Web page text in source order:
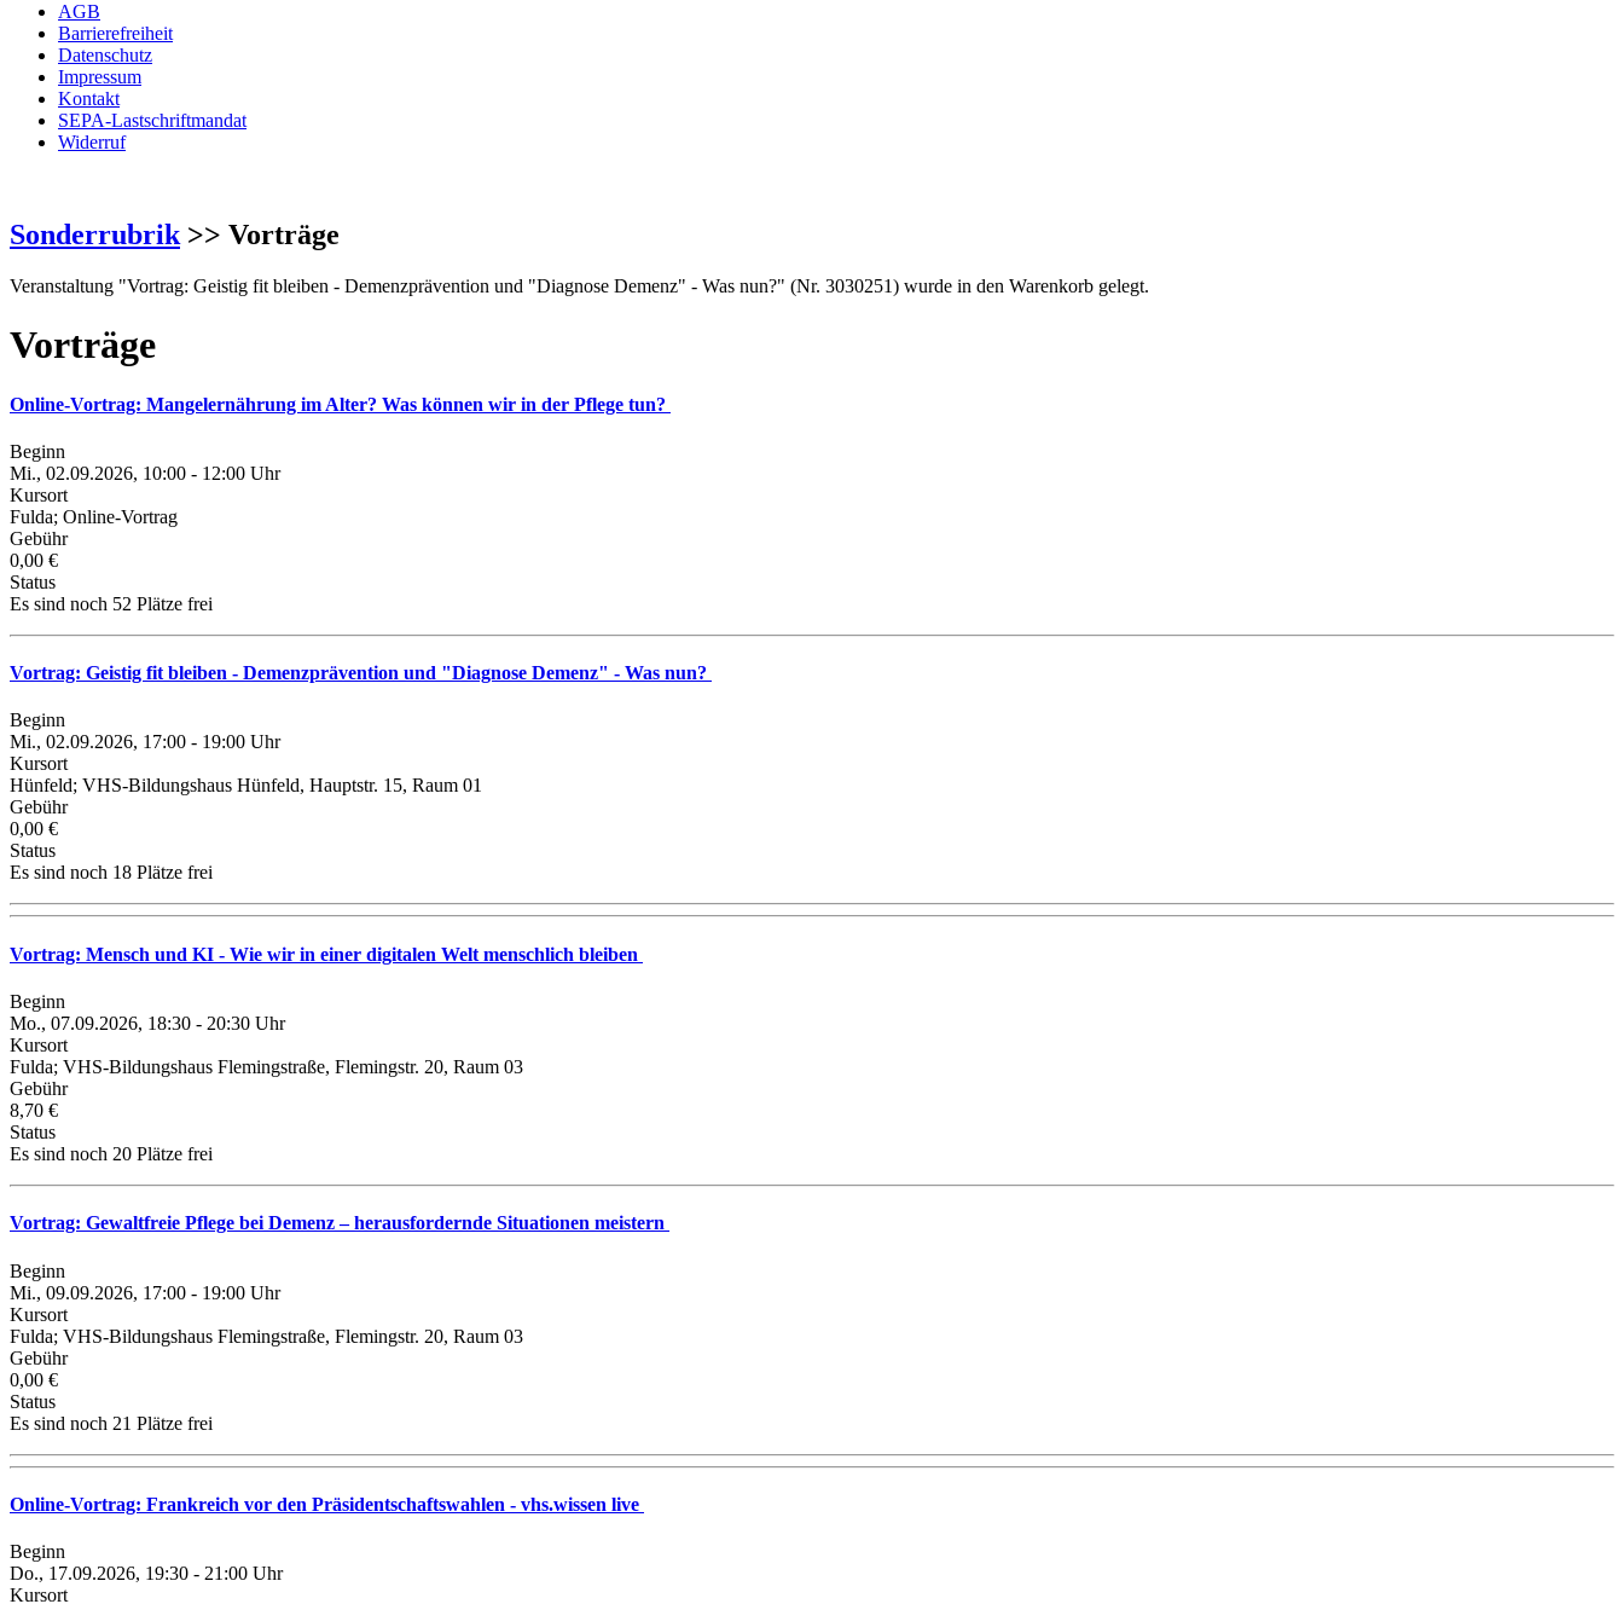
AGB
Barrierefreiheit
Datenschutz
Impressum
Kontakt
SEPA-Lastschriftmandat
Widerruf
Sonderrubrik >> Vorträge
Veranstaltung "Vortrag: Geistig fit bleiben - Demenzprävention und "Diagnose Demenz" - Was nun?" (Nr. 3030251) wurde in den Warenkorb gelegt.
Vorträge
Online-Vortrag: Mangelernährung im Alter? Was können wir in der Pflege tun?
Beginn
Mi., 02.09.2026, 10:00 - 12:00 Uhr
Kursort
Fulda; Online-Vortrag
Gebühr
0,00 €
Status
Es sind noch 52 Plätze frei
Vortrag: Geistig fit bleiben - Demenzprävention und "Diagnose Demenz" - Was nun?
Beginn
Mi., 02.09.2026, 17:00 - 19:00 Uhr
Kursort
Hünfeld; VHS-Bildungshaus Hünfeld, Hauptstr. 15, Raum 01
Gebühr
0,00 €
Status
Es sind noch 18 Plätze frei
Vortrag: Mensch und KI - Wie wir in einer digitalen Welt menschlich bleiben
Beginn
Mo., 07.09.2026, 18:30 - 20:30 Uhr
Kursort
Fulda; VHS-Bildungshaus Flemingstraße, Flemingstr. 20, Raum 03
Gebühr
8,70 €
Status
Es sind noch 20 Plätze frei
Vortrag: Gewaltfreie Pflege bei Demenz – herausfordernde Situationen meistern
Beginn
Mi., 09.09.2026, 17:00 - 19:00 Uhr
Kursort
Fulda; VHS-Bildungshaus Flemingstraße, Flemingstr. 20, Raum 03
Gebühr
0,00 €
Status
Es sind noch 21 Plätze frei
Online-Vortrag: Frankreich vor den Präsidentschaftswahlen - vhs.wissen live
Beginn
Do., 17.09.2026, 19:30 - 21:00 Uhr
Kursort